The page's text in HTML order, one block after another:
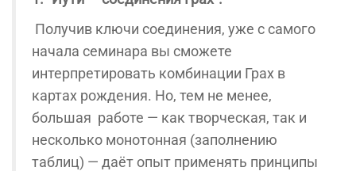
Получив ключи соединения, уже с самого
начала семинара вы сможете
интерпретировать комбинации Грах в
картах рождения. Но, тем не менее,
большая работе — как творческая, так и
несколько монотонная (заполнению
таблиц) — даёт опыт применять принципы